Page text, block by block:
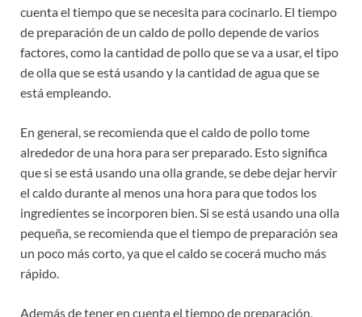
cuenta el tiempo que se necesita para cocinarlo. El tiempo
de preparación de un caldo de pollo depende de varios
factores, como la cantidad de pollo que se va a usar, el tipo
de olla que se está usando y la cantidad de agua que se
está empleando.
En general, se recomienda que el caldo de pollo tome
alrededor de una hora para ser preparado. Esto significa
que si se está usando una olla grande, se debe dejar hervir
el caldo durante al menos una hora para que todos los
ingredientes se incorporen bien. Si se está usando una olla
pequeña, se recomienda que el tiempo de preparación sea
un poco más corto, ya que el caldo se cocerá mucho más
rápido.
Además de tener en cuenta el tiempo de preparación,